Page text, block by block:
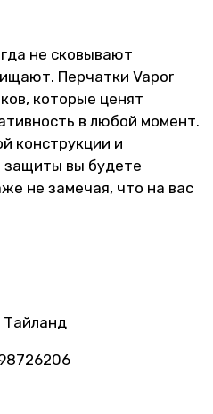
не сковывают
Перчатки Vapor
которые ценят
в любой момент.
конструкции и
защиты вы будете
не замечая, что на вас
Тайланд